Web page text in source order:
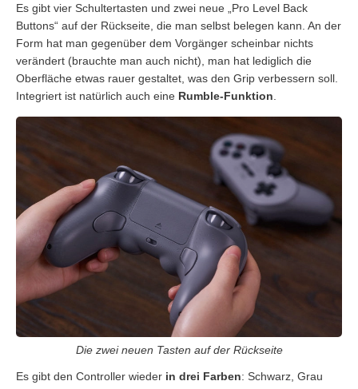
Es gibt vier Schultertasten und zwei neue „Pro Level Back
Buttons“ auf der Rückseite, die man selbst belegen kann. An der
Form hat man gegenüber dem Vorgänger scheinbar nichts
verändert (brauchte man auch nicht), man hat lediglich die
Oberfläche etwas rauer gestaltet, was den Grip verbessern soll.
Integriert ist natürlich auch eine Rumble-Funktion
Die zwei neuen Tasten auf der Rückseite
Es gibt den Controller wieder in drei Farben: Schwarz, Grau